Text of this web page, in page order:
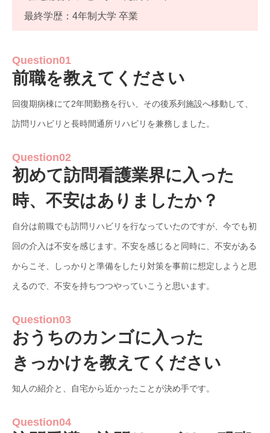
最終学歴：4年制大学 卒業
Question01
前職を教えてください
回復期病棟にて2年間勤務を行い、その後系列施設へ移動して、
訪問リハビリと長時間通所リハビリを兼務しました。
Question02
初めて訪問看護業界に入った
時、不安はありましたか？
自分は前職でも訪問リハビリを行なっていたのですが、今でも初
回の介入は不安を感じます。不安を感じると同時に、不安がある
からこそ、しっかりと準備をしたり対策を事前に想定しようと思
えるので、不安を持ちつつやっていこうと思います。
Question03
おうちのカンゴに入った
きっかけを教えてください
知人の紹介と、自宅から近かったことが決め手です。
Question04